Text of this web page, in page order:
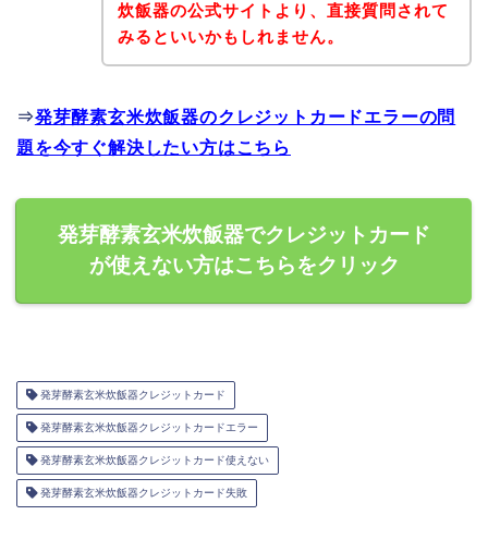
炊飯器の公式サイトより、直接質問されて
みるといいかもしれません。
⇒発芽酵素玄米炊飯器のクレジットカードエラーの問
題を今すぐ解決したい方はこちら
発芽酵素玄米炊飯器でクレジットカード
が使えない方はこちらをクリック
発芽酵素玄米炊飯器クレジットカード
発芽酵素玄米炊飯器クレジットカードエラー
発芽酵素玄米炊飯器クレジットカード使えない
発芽酵素玄米炊飯器クレジットカード失敗